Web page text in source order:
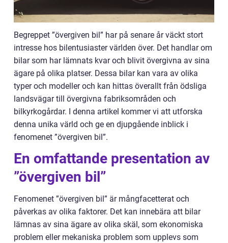
Begreppet ”övergiven bil” har på senare år väckt stort
intresse hos bilentusiaster världen över. Det handlar om
bilar som har lämnats kvar och blivit övergivna av sina
ägare på olika platser. Dessa bilar kan vara av olika
typer och modeller och kan hittas överallt från ödsliga
landsvägar till övergivna fabriksområden och
bilkyrkogårdar. I denna artikel kommer vi att utforska
denna unika värld och ge en djupgående inblick i
fenomenet ”övergiven bil”.
En omfattande presentation av
”övergiven bil”
Fenomenet ”övergiven bil” är mångfacetterat och
påverkas av olika faktorer. Det kan innebära att bilar
lämnas av sina ägare av olika skäl, som ekonomiska
problem eller mekaniska problem som upplevs som